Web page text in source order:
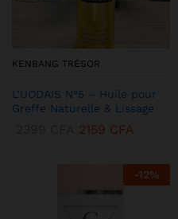
KENBANG TRÉSOR
L’UODAIS N°5 – Huile pour
Greffe Naturelle & Lissage
2159 CFA
-12%